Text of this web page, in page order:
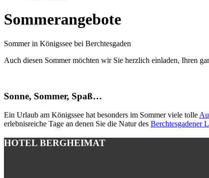
Sommerangebote
Sommer in Königssee bei Berchtesgaden
Auch diesen Sommer möchten wir Sie herzlich einladen, Ihren
Sonne, Sommer, Spaß…
Ein Urlaub am Königssee hat besonders im Sommer viele tolle
erlebnisreiche Tage an denen Sie die Natur des Berchtesgadener
HOTEL BERGHEIMAT